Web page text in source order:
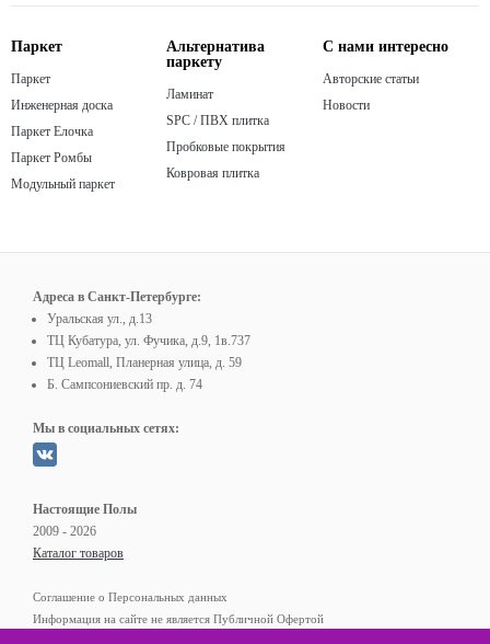
Паркет
Паркет
Инженерная доска
Паркет Елочка
Паркет Ромбы
Модульный паркет
Альтернатива
паркету
Ламинат
SPC / ПВХ плитка
Пробковые покрытия
Ковровая плитка
С нами интересно
Авторские статьи
Новости
Адреса в Санкт-Петербурге:
Уральская ул., д.13
ТЦ Кубатура, ул. Фучика, д.9, 1в.737
ТЦ Leomall, Планерная улица, д. 59
Б. Сампсониевский пр. д. 74
Мы в социальных сетях:
Настоящие Полы
2009 - 2026
Каталог товаров
Соглашение о Персональных данных
Информация на сайте не является Публичной Офертой